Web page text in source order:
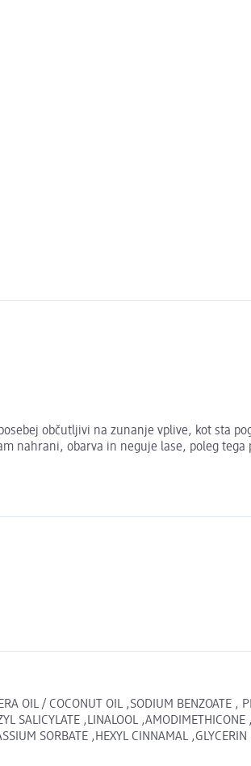
občutljivi na zunanje vplive, kot sta
nahrani, obarva in neguje lase, poleg
OIL / COCONUT OIL ,SODIUM BENZOATE ,
SALICYLATE ,LINALOOL
SORBATE ,HEXYL CINNAMAL